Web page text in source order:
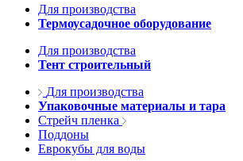
Для производства
Термоусадочное оборудование
Для производства
Тент строительный
Для производства
Упаковочные материалы и тара
Стрейч пленка
Поддоны
Еврокубы для воды